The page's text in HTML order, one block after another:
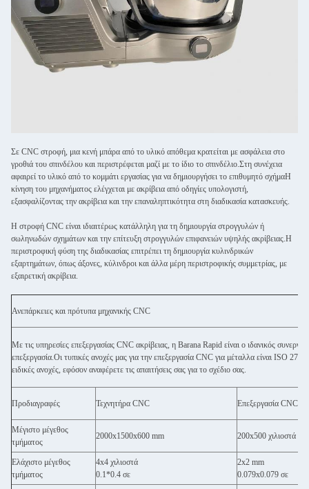
Σε CNC στροφή, μια κενή μπάρα από το υλικό απόθεμα κρατείται με ασφάλεια στο
γροθιά του σπινδέλου και περιστρέφεται μαζί με το ίδιο το σπινδέλιο.Στη συνέχεια
αφαιρεί το υλικό από το κομμάτι εργασίας για να δημιουργήσει το επιθυμητό σχήμαΗ
κίνηση του μηχανήματος ελέγχεται με ακρίβεια από οδηγίες υπολογιστή,
εξασφαλίζοντας την ακρίβεια και την επαναληπτικότητα στη διαδικασία κατασκευής.
Η στροφή CNC είναι ιδιαιτέρως κατάλληλη για τη δημιουργία στρογγυλών ή
σωληνωδών σχημάτων και την επίτευξη στρογγυλών επιφανειών υψηλής ακρίβειας.Η
περιστροφική φύση της διαδικασίας επιτρέπει τη δημιουργία κυλινδρικών
εξαρτημάτων, όπως άξονες, κύλινδροι και άλλα μέρη περιστροφικής συμμετρίας, με
εξαιρετική ακρίβεια.
Ανεπάρκειες και πρότυπα μηχανικής CNC
Με τις υπηρεσίες επεξεργασίας CNC ακρίβειας, η Barana Rapid είναι ο ιδανικός
επεξεργασία.Οι τυπικές ανοχές μας για την επεξεργασία CNC για μέταλλα είναι ISO
ειδικές ανοχές, εφόσον αναφέρετε τις απαιτήσεις σας για το σχέδιο σας.
Προδιαγραφές Τεχνητήρα CNC Επεξεργασία CNC
Μέγιστο μέγεθος
τμήματος
2000x1500x600 mm 200x500 χιλιοστά
Ελάχιστο μέγεθος
τμήματος
4x4 χιλιοστά
0.1*0.4 σε
2x2 mm
0.079x0.079 σε